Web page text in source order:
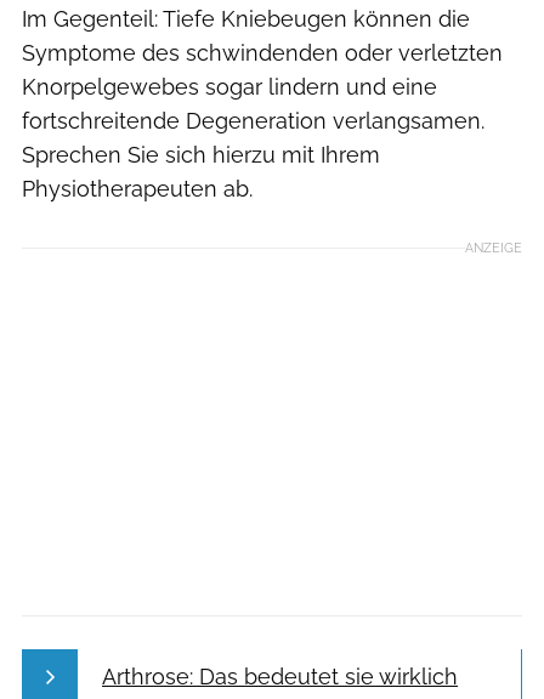
Im Gegenteil: Tiefe Kniebeugen können die
Symptome des schwindenden oder verletzten
Knorpelgewebes sogar lindern und eine
fortschreitende Degeneration verlangsamen.
Sprechen Sie sich hierzu mit Ihrem
Physiotherapeuten ab.
ANZEIGE
Arthrose: Das bedeutet sie wirklich